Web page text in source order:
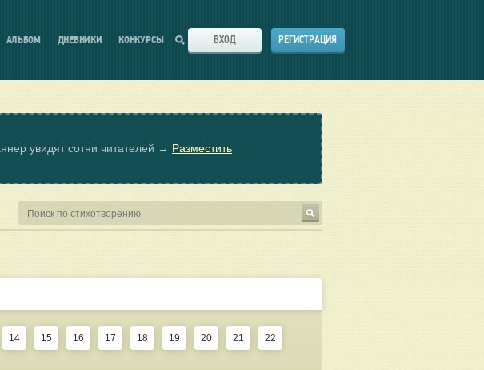
АЛЬБОМ ДНЕВНИКИ КОНКУРСЫ ВХОД РЕГИСТРАЦИЯ
увидят сотни читателей → Разместить
14 15 16 17 18 19 20 21 22